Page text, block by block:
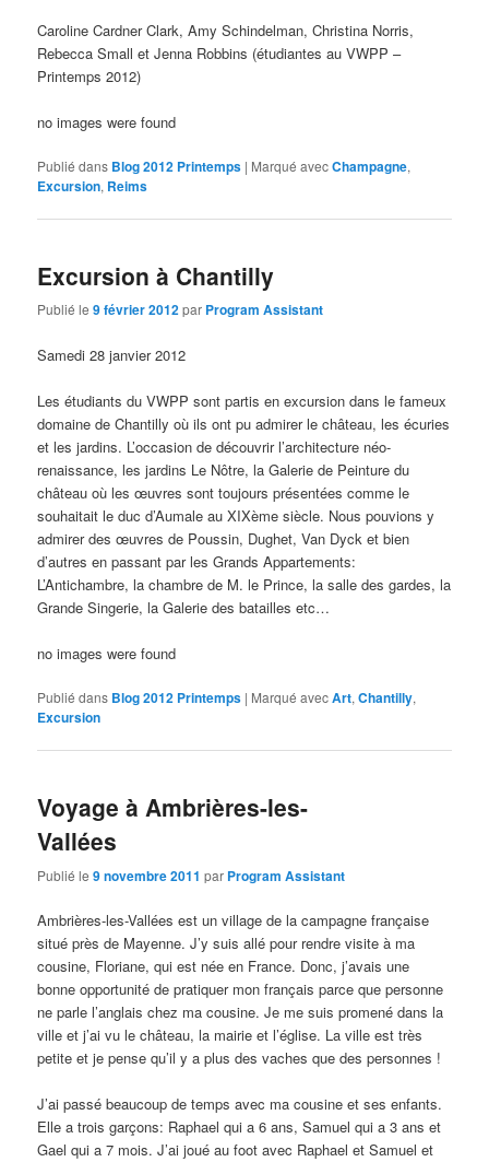
Caroline Cardner Clark, Amy Schindelman, Christina Norris,
Rebecca Small et Jenna Robbins (étudiantes au VWPP –
Printemps 2012)
no images were found
Publié dans Blog 2012 Printemps | Marqué avecChampagne,
Excursion, Reims
Excursion à Chantilly
Publié le9 février 2012par Program Assistant
Samedi 28 janvier 2012
Les étudiants du VWPP sont partis en excursion dans le fameux
domaine de Chantilly où ils ont pu admirer le château, les écuries
et les jardins. L’occasion de découvrir l’architecture néo-
renaissance, les jardins Le Nôtre, la Galerie de Peinture du
château où les œuvres sont toujours présentées comme le
souhaitait le duc d’Aumale au XIXème siècle. Nous pouvions y
admirer des œuvres de Poussin, Dughet, Van Dyck et bien
d’autres en passant par les Grands Appartements:
L’Antichambre, la chambre de M. le Prince, la salle des gardes, la
Grande Singerie, la Galerie des batailles etc…
no images were found
Publié dans Blog 2012 Printemps | Marqué avecArt,Chantilly,
Excursion
Voyage à Ambrières-les-
Vallées
Publié le9 novembre 2011 par Program Assistant
Ambrières-les-Vallées est un village de la campagne française
situé près de Mayenne. J’y suis allé pour rendre visite à ma
cousine, Floriane, qui est née en France. Donc, j’avais une
bonne opportunité de pratiquer mon français parce que personne
ne parle l’anglais chez ma cousine. Je me suis promené dans la
ville et j’ai vu le château, la mairie et l’église. La ville est très
petite et je pense qu’il y a plus des vaches que des personnes !
J’ai passé beaucoup de temps avec ma cousine et ses enfants.
Elle a trois garçons: Raphael qui a 6 ans, Samuel qui a 3 ans et
Gael qui a 7 mois. J’ai joué au foot avec Raphael et Samuel et